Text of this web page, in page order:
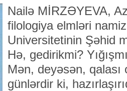
Nailə MİRZƏYEVA,
filologiya elmləri
Universitetinin Şəhid
Hə, gedirikmi?
Mən, deyəsən, qalası
günlərdir ki,